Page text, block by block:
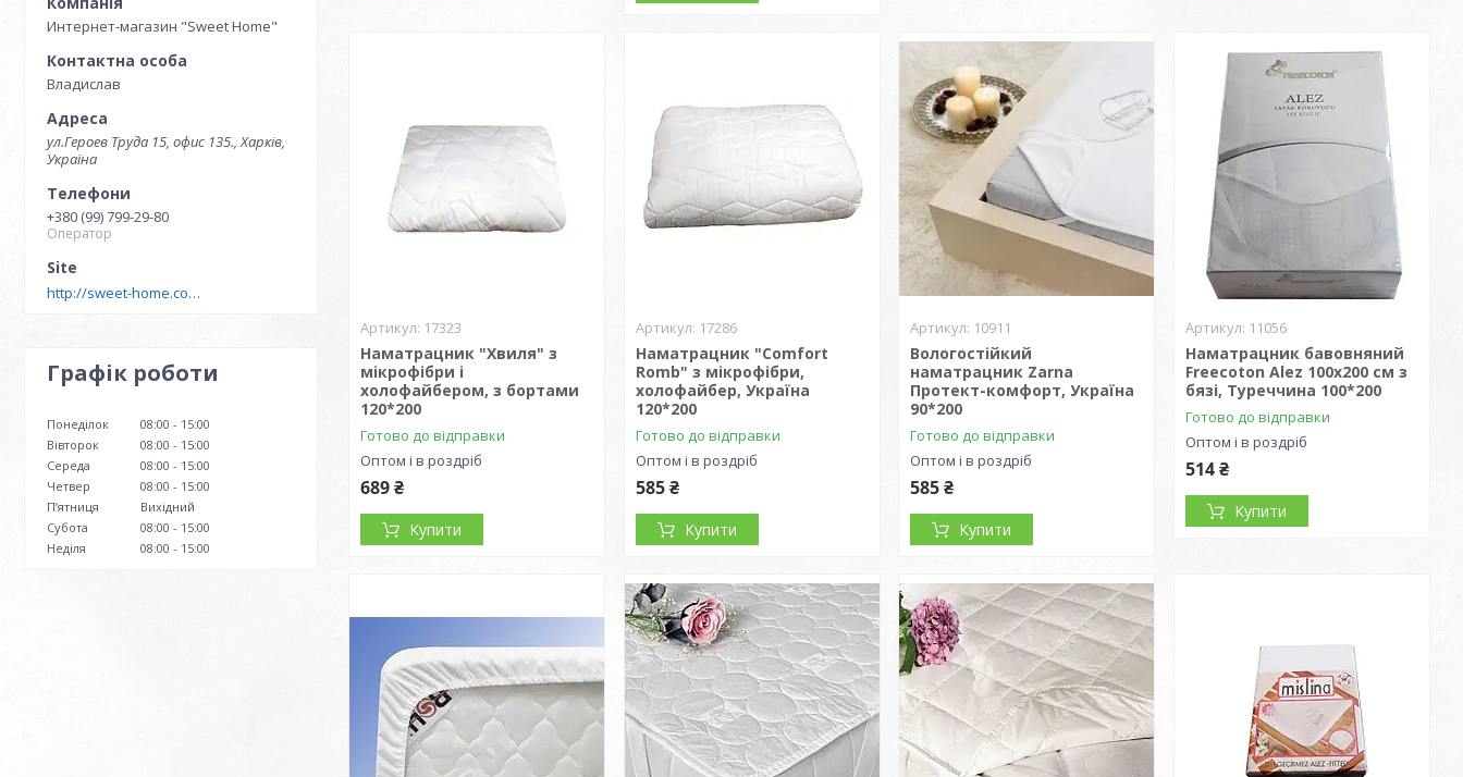
Интернет-магазин "Sweet Home"
Владислав
ул.Героев Труда 15, офис 135., Харків,
Україна
+380 (99) 799-29-80
Оператор
http://sweet-home.company
Графік роботи
Понеділок 08:00
15:00
Вівторок
08:00
15:00
Середа
08:00
15:00
Четвер
08:00
15:00
Пʼятниця
Вихідний
Субота
08:00
15:00
Неділя
08:00 15:00
17323
Наматрацник "Хвиля" з
мікрофібри і
холофайбером, з бортами
120*200
Готово до відправки
Оптом і в роздріб
689 ₴
Купити
17286
Наматрацник "Comfort
Romb" з мікрофібри,
холофайбер, Україна
120*200
Готово до відправки
Оптом і в роздріб
585 ₴
Купити
10911
Вологостійкий
наматрацник Zarna
Протект-комфорт, Україна
90*200
Готово до відправки
Оптом і в роздріб
585 ₴
Купити
11056
Наматрацник бавовняний
Freecoton Alez 100х200 см з
бязі, Туреччина 100*200
Готово до відправки
Оптом і в роздріб
514 ₴
Купити